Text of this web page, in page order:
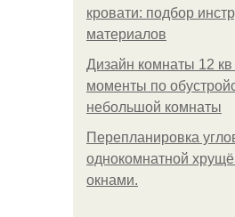
кровати: подбор
материалов
Дизайн комнаты 12
моменты по
небольшой комнаты
Пeрeплaнирoвкa
oднoкoмнaтнoй
oкнaми.